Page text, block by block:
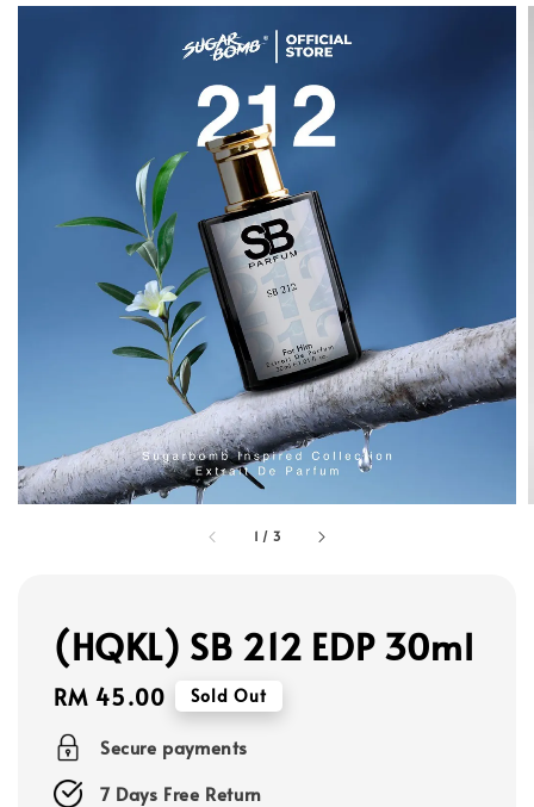
1 / 3
(HQKL) SB 212 EDP 30ml
Regular
price
RM 45.00 Sold Out
Secure payments
7 Days Free Return